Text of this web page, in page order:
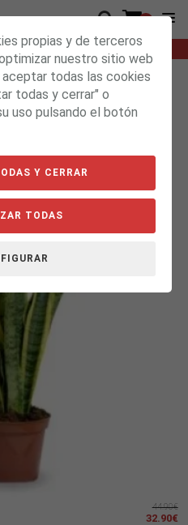
: 38m : 16s LO RECIBIRÁS MAÑANA
0
VERDE A
44.90€
32.90€
propias y de terceros
nuestro sitio web
todas las cookies
todas y cerrar" o
uso pulsando el botón
Y CERRAR
TODAS